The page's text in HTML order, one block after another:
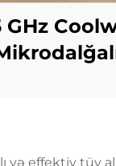
GHz
effektiv tüy